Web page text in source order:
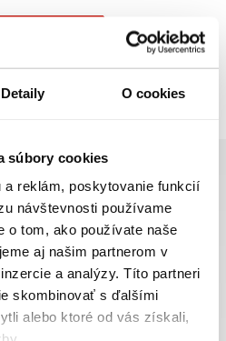
Detaily O cookies
súbory cookies
a reklám, poskytovanie funkcií
návštevnosti používame
o tom, ako používate naše
aj našim partnerom v
a analýzy. Títo partneri
skombinovať s ďalšími
alebo ktoré od vás získali,
Doprava ZADARMO pre
objednávky nad 50€ v rámci
SR